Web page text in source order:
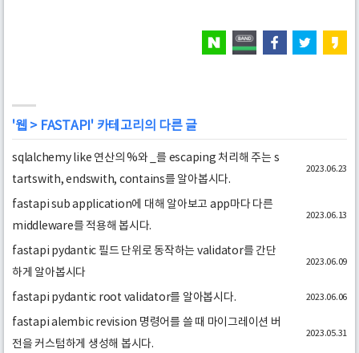
'웹 > FASTAPI ' 카테고리의 다른 글
sqlalchemy like 연산의 %와 _를 escaping 처리해 주는 s
tartswith, endswith, contains를 알아봅시다.
2023.06.23
fastapi sub application에 대해 알아보고 app마다 다른
middleware를 적용해 봅시다.
2023.06.13
fastapi pydantic 필드 단위로 동작하는 validator를 간단
하게 알아봅시다
2023.06.09
fastapi pydantic root validator를 알아봅시다. 2023.06.06
fastapi alembic revision 명령어를 쓸 때 마이그레이션 버
전을 커스텀하게 생성해 봅시다.
2023.05.31